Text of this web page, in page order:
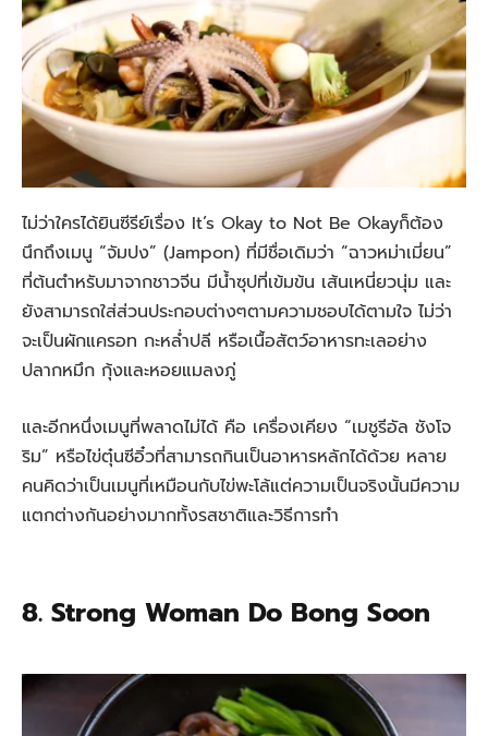
ไม่ว่าใครได้ยินซีรีย์เรื่อง It’s Okay to Not Be Okayก็ต้อง
นึกถึงเมนู “จัมปง” (Jampon) ที่มีชื่อเดิมว่า “ฉาวหม่าเมี่ยน”
ที่ต้นตำหรับมาจากชาวจีน มีน้ำซุปที่เข้มข้น เส้นเหนี่ยวนุ่ม และ
ยังสามารถใส่ส่วนประกอบต่างๆตามความชอบได้ตามใจ ไม่ว่า
จะเป็นผักแครอท กะหล่ำปลี หรือเนื้อสัตว์อาหารทะเลอย่าง
ปลากหมึก กุ้งและหอยแมลงภู่
และอีกหนึ่งเมนูที่พลาดไม่ได้ คือ เครื่องเคียง “เมชูรีอัล ชังโจ
ริม” หรือไข่ตุ๋นซีอิ๋วที่สามารถกินเป็นอาหารหลักได้ด้วย หลาย
คนคิดว่าเป็นเมนูที่เหมือนกับไข่พะโล้แต่ความเป็นจริงนั้นมีความ
แตกต่างกันอย่างมากทั้งรสชาติและวิธีการทำ
8. Strong Woman Do Bong Soon